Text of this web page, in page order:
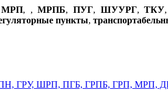
МРП, ,МРПБ, ПУГ, ШУУРГ,ТКУ,
пункты,